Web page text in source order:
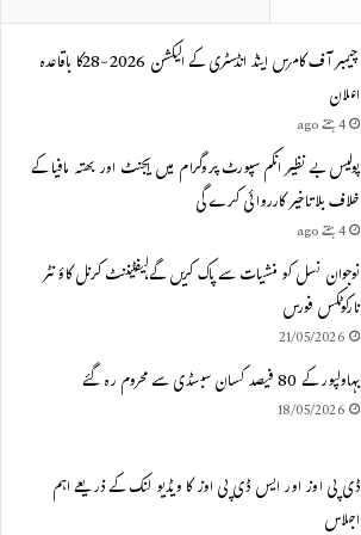
چیمبر آف کامرس اینڈ انڈسٹری کے الیکشن 2026-28کا باقاعدہ
اعلان
4 ہفتے ago
پولیس بے نظیر انکم سپورٹ پروگرام میں ایجنٹ اور بھتہ مافیا کے
خلاف بلاتاخیر کارروائی کرے گی
4 ہفتے ago
نوجوان نسل کو منشیات سے پاک کریں گے،لیفٹیننٹ کرنل کاؤنٹر
نارکوٹکس فورس
21/05/2026
بہاولپور کے 80 فیصد کسان سبسڈی سے محروم رہ گئے
18/05/2026
ڈی پی اوز اور ایس ڈی پی اوز کا ویڈیو لنک کے ذریعے اہم
اجلاس